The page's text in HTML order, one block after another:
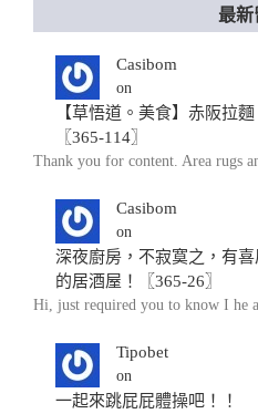
最新
Casibom
on
【草悟道。美食】赤阪拉
〖365-114〗
Thank you for content. Area rugs
Casibom
on
深夜廚房，不寂寞之，有
的居酒屋！〖365-26〗
Hi, just required you to know I he
Tipobet
on
一起來跳屁屁體操吧！！